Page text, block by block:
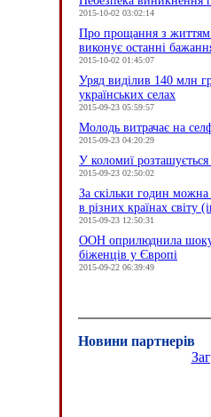
2015-10-02 03:02:14
Про прощання з
виконує останні
2015-10-02 01:45:07
Уряд виділив 140 млн
українських селах
2015-09-23 05:59:57
Молодь витрачає на
2015-09-23 04:20:29
У коломиї розташується
2015-09-23 02:50:02
За скільки годин
в різних країнах світу
2015-09-23 12:50:31
ООН оприлюднила
біженців у Європі
2015-09-22 06:39:49
Новини партнерів